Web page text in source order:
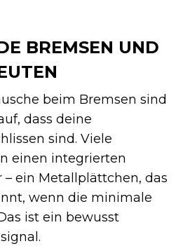
BREMSEN UND
beim Bremsen sind
dass deine
sind. Viele
einen integrierten
ein Metallplättchen, das
wenn die minimale
ist ein bewusst